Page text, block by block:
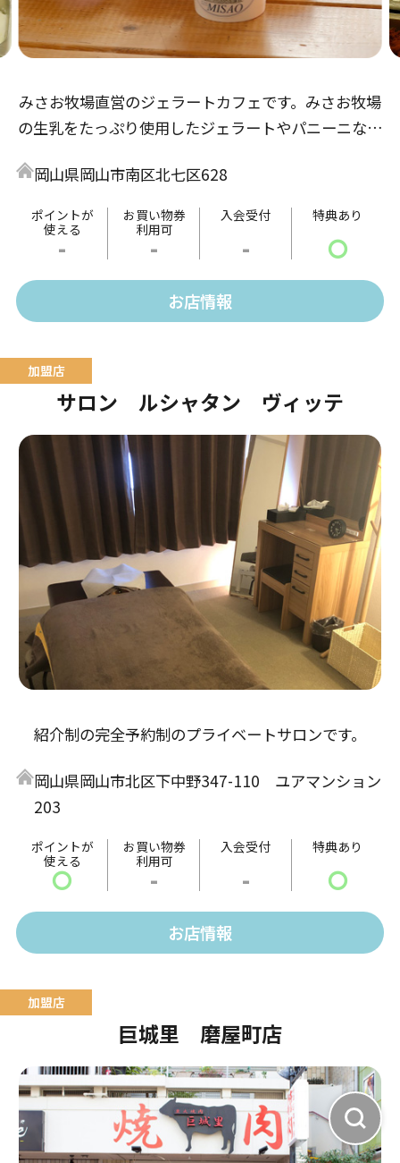
みさお牧場直営のジェラートカフェです。みさお牧場
の生乳をたっぷり使用したジェラートやパニーニなど
岡山県岡山市南区北七区628
ポイントが
使える
-
お買い物券
利用可
-
入会受付
-
特典あり
〇
お店情報
サロン ルシャタン ヴィッテ
紹介制の完全予約制のプライベートサロンです。
岡山県岡山市北区下中野347-110 ユアマンション
203
ポイントが
使える
〇
お買い物券
利用可
-
入会受付
-
特典あり
〇
お店情報
巨城里 磨屋町店